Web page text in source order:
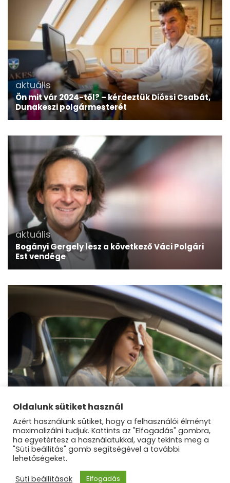
aktuális
Ön mit vár 2024-től? – kérdeztük Dióssi Csabát,
Dunakeszi polgármesterét
aktuális
Bogányi Gergely lesz a következő Váci Polgári
Est vendége
Vasárnapig biztosan marad a hőségriadó
©Dunakanyar Régió |Blossom Mommy Blog |
Oldalunk sütiket használ
Azért használunk sütiket, hogy a felhasználói élményt
maximalizálni tudjuk. Kattints az "Elfogadás" gombra,
ha egyetértesz a használatukkal, vagy tekints meg a
"Süti beállítás" gomb segítségével a további
lehetőségeket.
Süti beállítások
Elfogadás